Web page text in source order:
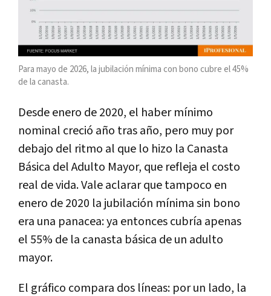
Para mayo de 2026, la jubilación mínima con bono cubre el 45%
de la canasta.
Desde enero de 2020, el haber mínimo
nominal creció año tras año, pero muy por
debajo del ritmo al que lo hizo la Canasta
Básica del Adulto Mayor, que refleja el costo
real de vida. Vale aclarar que tampoco en
enero de 2020 la jubilación mínima sin bono
era una panacea: ya entonces cubría apenas
el 55% de la canasta básica de un adulto
mayor.
El gráfico compara dos líneas: por un lado, la